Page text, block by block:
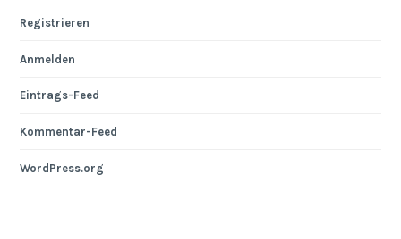
Registrieren
Anmelden
Eintrags-Feed
Kommentar-Feed
WordPress.org